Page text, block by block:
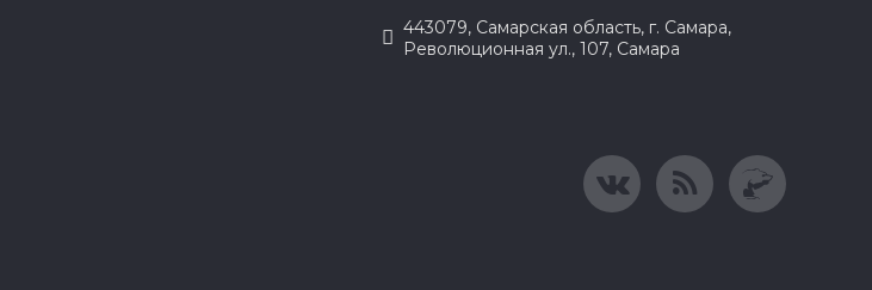
443079, Самарская область, г. Самара,
Революционная ул., 107, Самара